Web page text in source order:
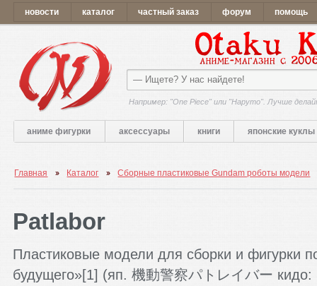
новости каталог частный заказ форум помощь
Например: "One Piece" или "Наруто". Лучше
аниме фигурки аксессуары книги японские куклы
Главная Каталог Сборные пластиковые Gundam роботы модели
Patlabor
Пластиковые модели для сборки и фигурки
будущего»[1] (яп. 機動警察パトレイバー кидо: